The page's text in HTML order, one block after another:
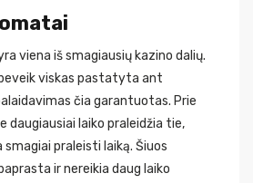
viena iš smagiausių kazino dalių.
viskas pastatyta ant
čia garantuotas. Prie
daugiausiai laiko praleidžia tie,
smagiai praleisti laiką. Šiuos
ir nereikia daug laiko